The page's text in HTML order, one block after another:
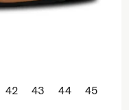
42 43 44 45